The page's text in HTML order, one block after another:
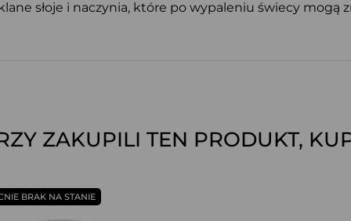
słoje i naczynia, które po wypaleniu świecy mogą
ZAKUPILI TEN PRODUKT,
SZYBKI PODGLĄD
BRAK NA STANIE